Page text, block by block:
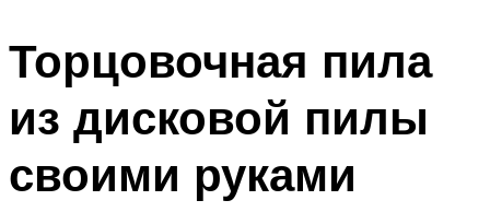
Торцовочная пила
из дисковой пилы
своими руками